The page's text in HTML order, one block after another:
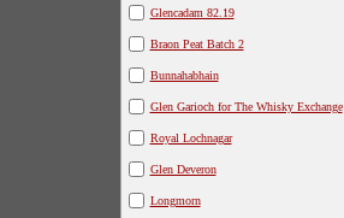
Glencadam 82.19
Braon Peat Batch 2
Bunnahabhain
Glen Garioch for The Whisky Exchange
Royal Lochnagar
Glen Deveron
Longmorn